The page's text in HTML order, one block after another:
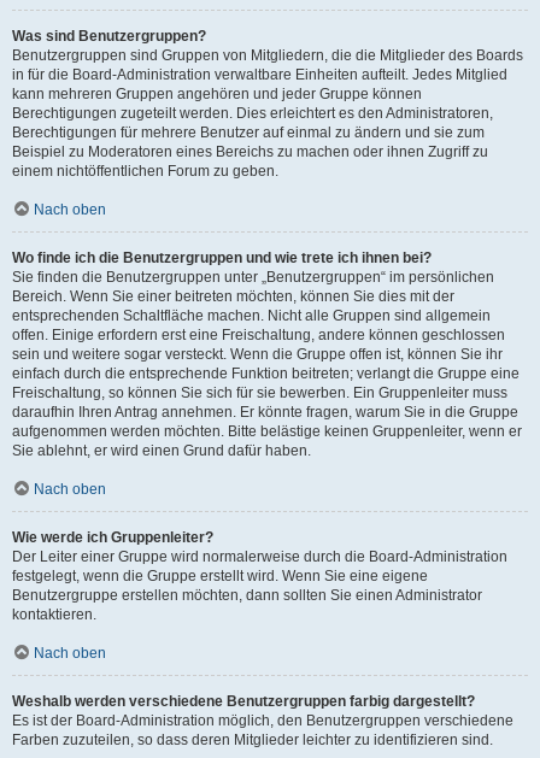
Was sind Benutzergruppen?
Benutzergruppen sind Gruppen von Mitgliedern, die die Mitglieder des Boards
in für die Board-Administration verwaltbare Einheiten aufteilt. Jedes Mitglied
kann mehreren Gruppen angehören und jeder Gruppe können
Berechtigungen zugeteilt werden. Dies erleichtert es den Administratoren,
Berechtigungen für mehrere Benutzer auf einmal zu ändern und sie zum
Beispiel zu Moderatoren eines Bereichs zu machen oder ihnen Zugriff zu
einem nichtöffentlichen Forum zu geben.
Nach oben
Wo finde ich die Benutzergruppen und wie trete ich ihnen bei?
Sie finden die Benutzergruppen unter „Benutzergruppen“ im persönlichen
Bereich. Wenn Sie einer beitreten möchten, können Sie dies mit der
entsprechenden Schaltfläche machen. Nicht alle Gruppen sind allgemein
offen. Einige erfordern erst eine Freischaltung, andere können geschlossen
sein und weitere sogar versteckt. Wenn die Gruppe offen ist, können Sie ihr
einfach durch die entsprechende Funktion beitreten; verlangt die Gruppe eine
Freischaltung, so können Sie sich für sie bewerben. Ein Gruppenleiter muss
daraufhin Ihren Antrag annehmen. Er könnte fragen, warum Sie in die Gruppe
aufgenommen werden möchten. Bitte belästige keinen Gruppenleiter, wenn er
Sie ablehnt, er wird einen Grund dafür haben.
Nach oben
Wie werde ich Gruppenleiter?
Der Leiter einer Gruppe wird normalerweise durch die Board-Administration
festgelegt, wenn die Gruppe erstellt wird. Wenn Sie eine eigene
Benutzergruppe erstellen möchten, dann sollten Sie einen Administrator
kontaktieren.
Nach oben
Weshalb werden verschiedene Benutzergruppen farbig dargestellt?
Es ist der Board-Administration möglich, den Benutzergruppen verschiedene
Farben zuzuteilen, so dass deren Mitglieder leichter zu identifizieren sind.